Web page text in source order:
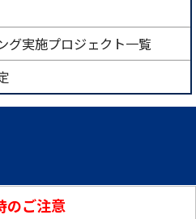
グ実施プロジェクト一覧
のご注意